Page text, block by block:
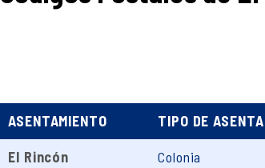
ASENTAMIENTO TIPO DE
El Rincón Colonia